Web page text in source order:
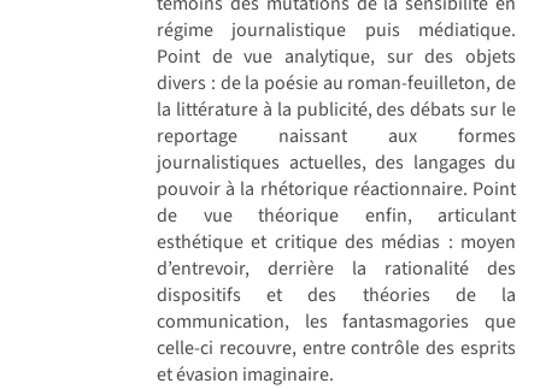
régime journalistique puis médiatique.
Point de vue analytique, sur des objets
divers : de la poésie au roman-feuilleton, de
la littérature à la publicité, des débats sur le
reportage naissant aux formes
journalistiques actuelles, des langages du
pouvoir à la rhétorique réactionnaire. Point
de vue théorique enfin, articulant
esthétique et critique des médias : moyen
d’entrevoir, derrière la rationalité des
dispositifs et des théories de la
communication, les fantasmagories que
celle-ci recouvre, entre contrôle des esprits
et évasion imaginaire.